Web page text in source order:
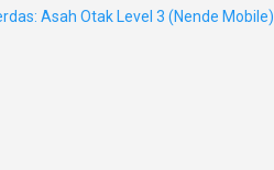
Asah Otak Level 3 (Nende Mobile)